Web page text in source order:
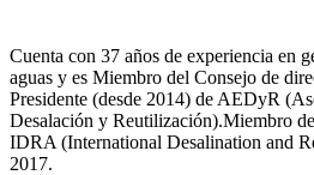
Cuenta con 37 años de experiencia en
aguas y es Miembro del Consejo de
Presidente (desde 2014) de AEDyR
Desalación y Reutilización).Miembro
IDRA (International Desalination and
2017.